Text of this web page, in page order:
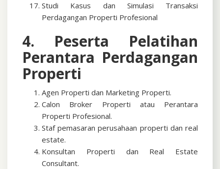
Studi Kasus dan Simulasi Transaksi
Perdagangan Properti Profesional
4. Peserta Pelatihan
Perantara Perdagangan
Properti
Agen Properti dan Marketing Properti.
Calon Broker Properti atau Perantara
Properti Profesional.
Staf pemasaran perusahaan properti dan real
estate.
Konsultan Properti dan Real Estate
Consultant.